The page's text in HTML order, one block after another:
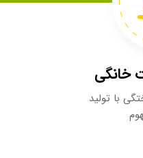
خانگی
با تولید